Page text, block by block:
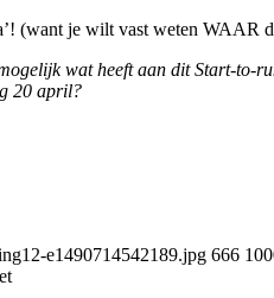
(want je wilt vast weten
wat heeft aan dit Start-to-
20 april?
e1490714542189.jpg 666